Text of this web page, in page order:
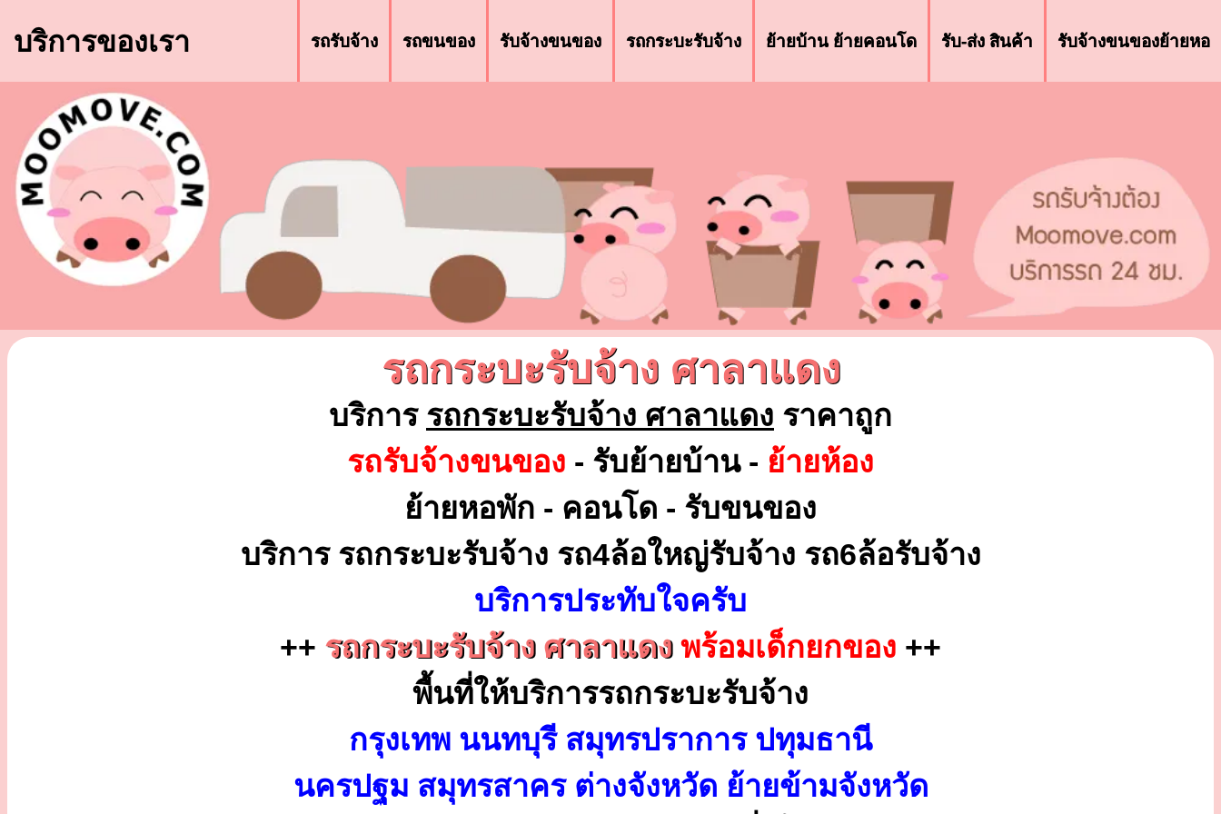
บริการของเรา รถรับจ้าง รถขนของ รับจ้างขนของ รถกระบะรับจ้าง ย้ายบ้าน ย้ายคอนโด รับ-ส่ง สินค้า รับจ้างขนของย้ายหอ
รถกระบะรับจ้าง ศาลาแดง
บริการ รถกระบะรับจ้าง ศาลาแดง ราคาถูก
รถรับจ้างขนของ - รับย้ายบ้าน - ย้ายห้อง
ย้ายหอพัก - คอนโด - รับขนของ
บริการ รถกระบะรับจ้าง รถ4ล้อใหญ่รับจ้าง รถ6ล้อรับจ้าง
บริการประทับใจครับ
++ รถกระบะรับจ้าง ศาลาแดง พร้อมเด็กยกของ ++
พื้นที่ให้บริการรถกระบะรับจ้าง
กรุงเทพ นนทบุรี สมุทรปราการ ปทุมธานี
นครปฐม สมุทรสาคร ต่างจังหวัด ย้ายข้ามจังหวัด